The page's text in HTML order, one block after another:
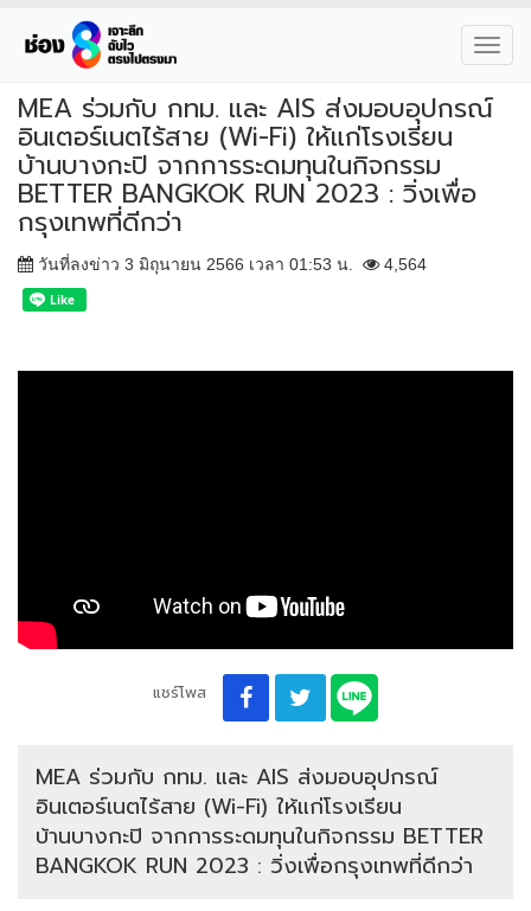
MEA ร่วมกับ กทม. และ AIS ส่งมอบอุปกรณ์
อินเตอร์เนตไร้สาย (Wi-Fi) ให้แก่โรงเรียน
บ้านบางกะปิ จากการระดมทุนในกิจกรรม
BETTER BANGKOK RUN 2023 : วิ่งเพื่อ
กรุงเทพที่ดีกว่า
วันที่ลงข่าว 3 มิถุนายน 2566 เวลา 01:53 น. 4,564
แชร์โพส
MEA ร่วมกับ กทม. และ AIS ส่งมอบอุปกรณ์
อินเตอร์เนตไร้สาย (Wi-Fi) ให้แก่โรงเรียน
บ้านบางกะปิ จากการระดมทุนในกิจกรรม BETTER
BANGKOK RUN 2023 : วิ่งเพื่อกรุงเทพที่ดีกว่า